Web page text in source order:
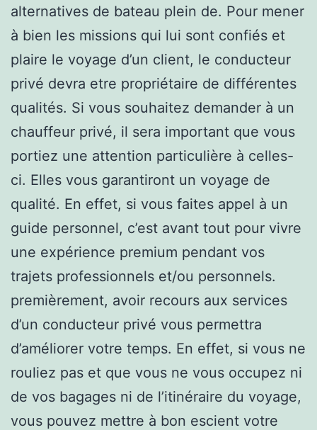
alternatives de bateau plein de. Pour mener
à bien les missions qui lui sont confiés et
plaire le voyage d’un client, le conducteur
privé devra etre propriétaire de différentes
qualités. Si vous souhaitez demander à un
chauffeur privé, il sera important que vous
portiez une attention particulière à celles-
ci. Elles vous garantiront un voyage de
qualité. En effet, si vous faites appel à un
guide personnel, c’est avant tout pour vivre
une expérience premium pendant vos
trajets professionnels et/ou personnels.
premièrement, avoir recours aux services
d’un conducteur privé vous permettra
d’améliorer votre temps. En effet, si vous ne
rouliez pas et que vous ne vous occupez ni
de vos bagages ni de l’itinéraire du voyage,
vous pouvez mettre à bon escient votre